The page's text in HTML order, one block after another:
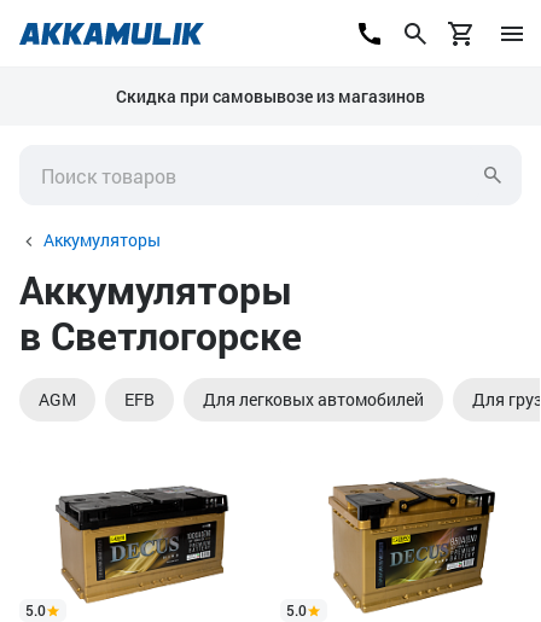
Скидка при самовывозе из магазинов
Аккумуляторы
Аккумуляторы
в Светлогорске
AGM EFB Для легковых автомобилей Для
5.0 5.0